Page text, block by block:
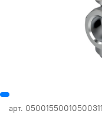
арт.